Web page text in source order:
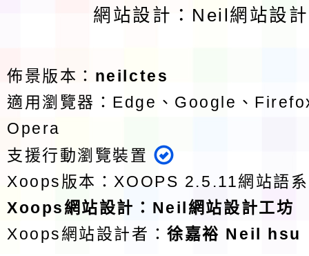
網站設計：Neil網站設
佈景版本： neilctes
適用瀏覽器：Edge、Google、
Opera
支援行動瀏覽裝置
Xoops版本： XOOPS 2.5.11網站語
Xoops網站設計 ： Neil網站設計工坊
Xoops網站設計者：徐嘉裕 Neil hsu